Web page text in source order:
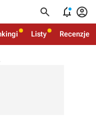
  
Listy Recenzje